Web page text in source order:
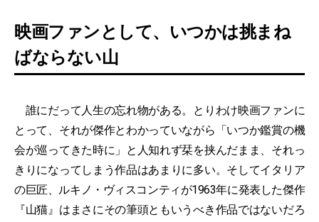
映画ファンとして、いつかは挑まね
ばならない山
誰にだって人生の忘れ物がある。とりわけ映画ファンに
とって、それが傑作とわかっていながら「いつか鑑賞の機
会が巡ってきた時に」と人知れず栞を挟んだまま、それっ
きりになってしまう作品はあまりに多い。そしてイタリア
の巨匠、ルキノ・ヴィスコンティが1963年に発表した傑作
『山猫』はまさにその筆頭ともいうべき作品ではないだろ